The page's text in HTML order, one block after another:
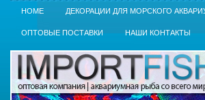
HOME ДЕКОРАЦИИ ДЛЯ МОРСКОГО
ОПТОВЫЕ ПОСТАВКИ НАШИ КОНТАКТЫ